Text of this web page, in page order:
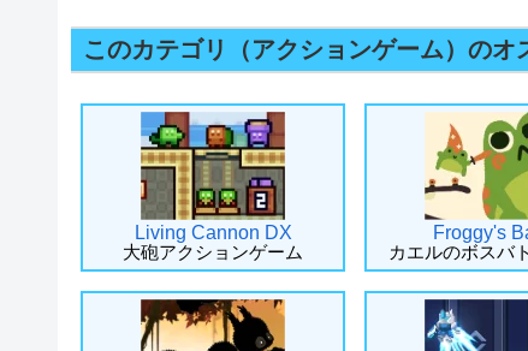
このカテゴリ（アクションゲーム）のオ
Living Cannon DX
大砲アクションゲーム
Froggy's
カエルのボスバ